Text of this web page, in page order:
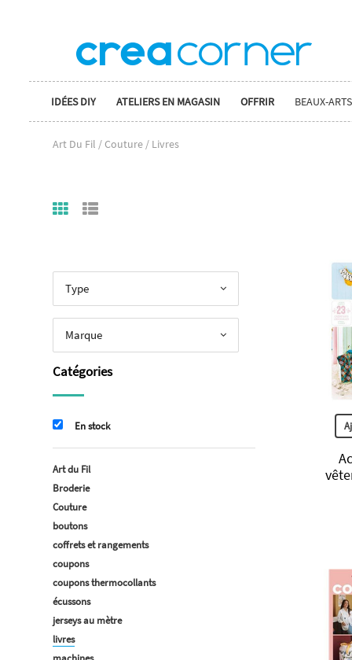
IDÉES DIY ATELIERS EN MAGASIN OFFRIR BEAUX-ARTS
Art Du Fil / Couture / Livres
Type
Marque
Catégories
En stock
Art du Fil
Broderie
Couture
boutons
coffrets et rangements
coupons
coupons thermocollants
écussons
jerseys au mètre
livres